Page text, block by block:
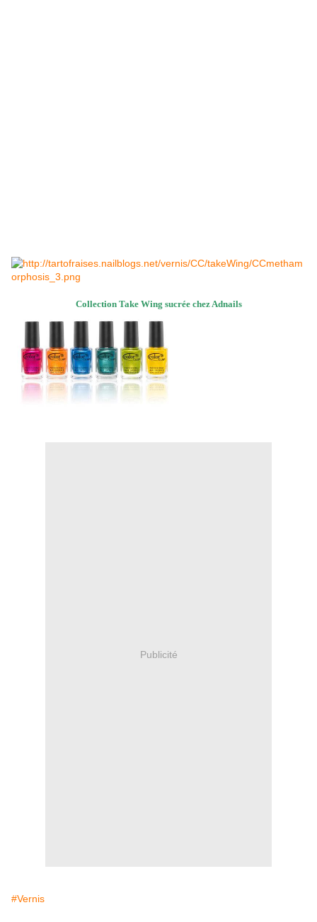
Collection Take Wing sucrée chez Adnails
Publicité
#Vernis